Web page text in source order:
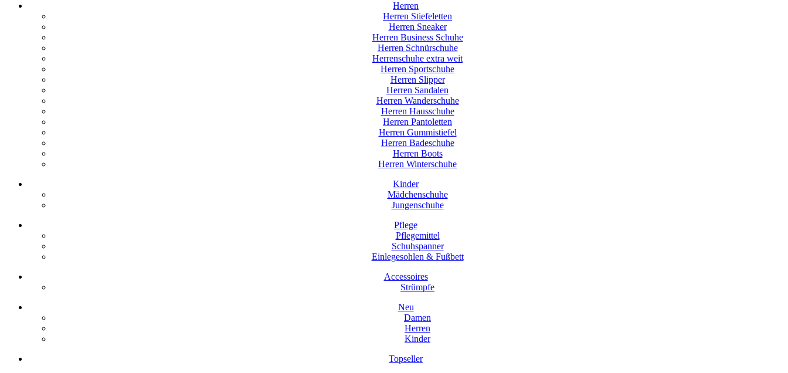
Herren
Herren Stiefeletten
Herren Sneaker
Herren Business Schuhe
Herren Schnürschuhe
Herrenschuhe extra weit
Herren Sportschuhe
Herren Slipper
Herren Sandalen
Herren Wanderschuhe
Herren Hausschuhe
Herren Pantoletten
Herren Gummistiefel
Herren Badeschuhe
Herren Boots
Herren Winterschuhe
Kinder
Mädchenschuhe
Jungenschuhe
Pflege
Pflegemittel
Schuhspanner
Einlegesohlen & Fußbett
Accessoires
Strümpfe
Neu
Damen
Herren
Kinder
Topseller